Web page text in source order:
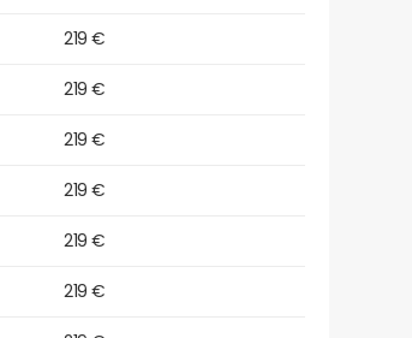
219 €
219 €
219 €
219 €
219 €
219 €